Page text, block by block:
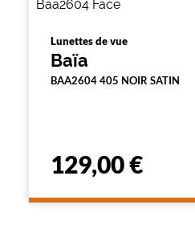
Lunettes de vue
Baïa
BAA2604 405 NOIR SATIN
129,00 €